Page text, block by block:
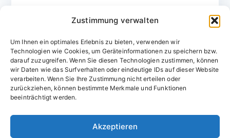
Zustimmung verwalten
Um Ihnen ein optimales Erlebnis zu bieten, verwenden wir
Technologien wie Cookies, um Geräteinformationen zu speichern bzw.
darauf zuzugreifen. Wenn Sie diesen Technologien zustimmen, können
wir Daten wie das Surfverhalten oder eindeutige IDs auf dieser Website
verarbeiten. Wenn Sie Ihre Zustimmung nicht erteilen oder
zurückziehen, können bestimmte Merkmale und Funktionen
beeinträchtigt werden.
Akzeptieren
Domainvergabestelle.de